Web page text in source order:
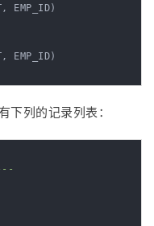
下列的记录列表：